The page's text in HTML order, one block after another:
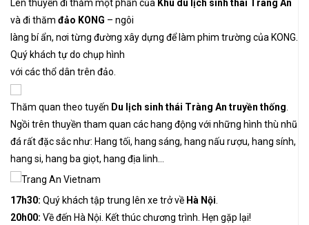
Lên thuyền đi thăm một phần của Khu du lịch sinh thái Tràng An
và đi thăm đảo KONG – ngôi
làng bí ẩn, nơi từng đường xây dựng để làm phim trường của KONG.
Quý khách tự do chụp hình
với các thổ dân trên đảo.
Thăm quan theo tuyến Du lịch sinh thái Tràng An truyền thống
Ngồi trên thuyền tham quan các hang động với những hình thù nhũ
đá rất đặc sắc như: Hang tối, hang sáng, hang nấu rượu, hang sính,
hang si, hang ba giọt, hang địa linh…
17h30: Quý khách tập trung lên xe trở về Hà Nội
20h00: Về đến Hà Nội. Kết thúc chương trình. Hẹn gặp lại!